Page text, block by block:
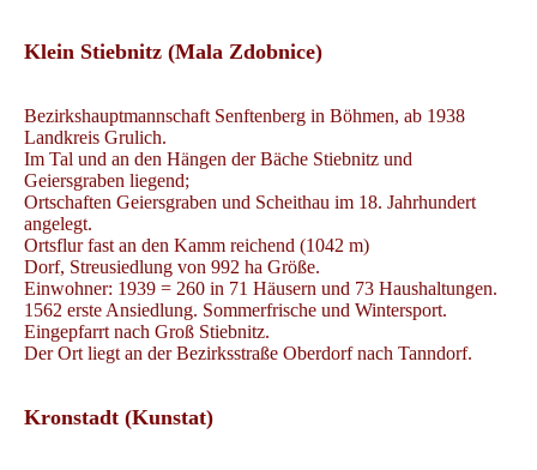
Klein Stiebnitz (Mala Zdobnice)
Bezirkshauptmannschaft Senftenberg in Böhmen, ab 1938
Landkreis Grulich.
Im Tal und an den Hängen der Bäche Stiebnitz und
Geiersgraben liegend;
Ortschaften Geiersgraben und Scheithau im 18. Jahrhundert
angelegt.
Ortsflur fast an den Kamm reichend (1042 m)
Dorf, Streusiedlung von 992 ha Größe.
Einwohner: 1939 = 260 in 71 Häusern und 73 Haushaltungen.
1562 erste Ansiedlung. Sommerfrische und Wintersport.
Eingepfarrt nach Groß Stiebnitz.
Der Ort liegt an der Bezirksstraße Oberdorf nach Tanndorf.
Kronstadt (Kunstat)